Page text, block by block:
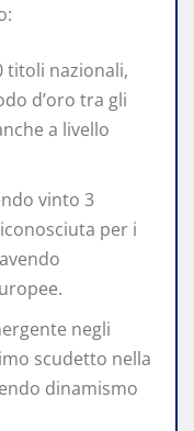
titoli nazionali,
d’oro tra gli
a livello
vinto 3
per i
negli
scudetto nella
dinamismo